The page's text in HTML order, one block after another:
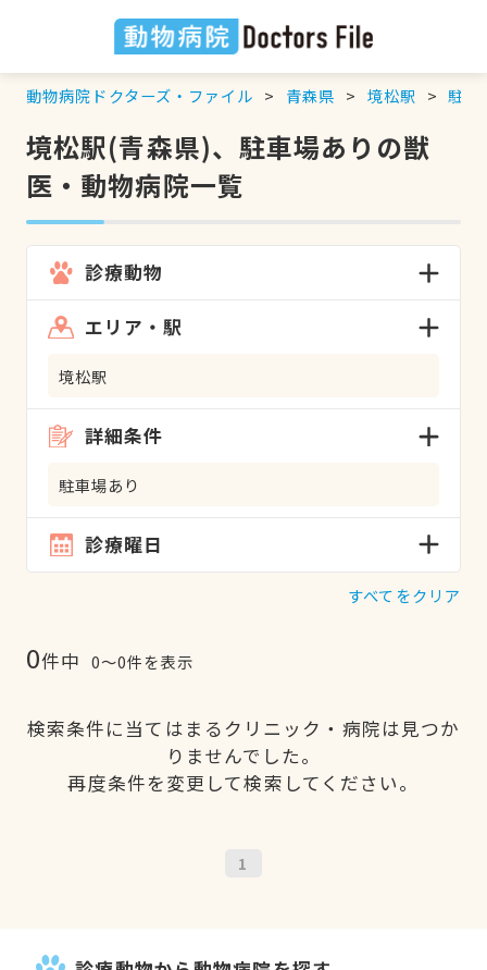
動物病院ドクターズ・ファイル 青森県 境松駅 駐車
境松駅(青森県)、駐車場ありの獣
医・動物病院一覧
診療動物
エリア・駅
境松駅
詳細条件
駐車場あり
診療曜日
すべてをクリア
0件中 0〜0件を表示
検索条件に当てはまるクリニック・病院は見つか
りませんでした。
再度条件を変更して検索してください。
1